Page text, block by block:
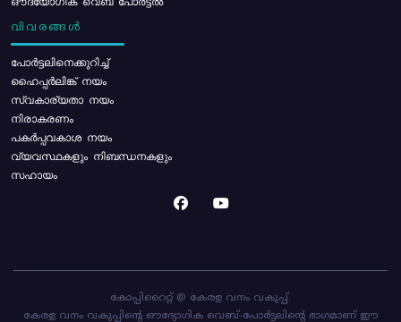
വിവരങ്ങൾ
പോര്‍ട്ടലിനെക്കുറിച്ച്
ഹൈപ്പർലിങ്ക് നയം
സ്വകാര്യതാ നയം
നിരാകരണം
പകർപ്പവകാശ നയം
വ്യവസ്ഥകളും നിബന്ധനകളും
സഹായം
കോപ്പിറൈറ്റ് @ കേരള വനം വകുപ്പ്.
കേരള വനം വകുപ്പിന്റെ ഔദ്യോഗിക വെബ്-പോർട്ടലിന്റെ ഭാഗമാണ് ഈ